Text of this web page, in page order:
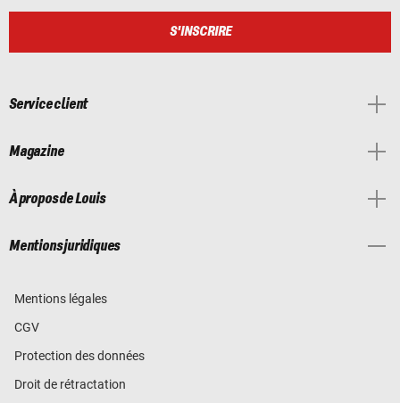
S'INSCRIRE
Service client
Magazine
À propos de Louis
Mentions juridiques
Mentions légales
CGV
Protection des données
Droit de rétractation